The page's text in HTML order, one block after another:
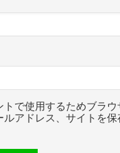
トで使用するためブラウ
アドレス、サイトを保